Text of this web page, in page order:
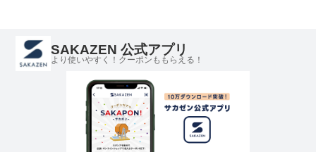
SAKAZEN 公式アプリ
より使いやすく！クーポンももらえる！